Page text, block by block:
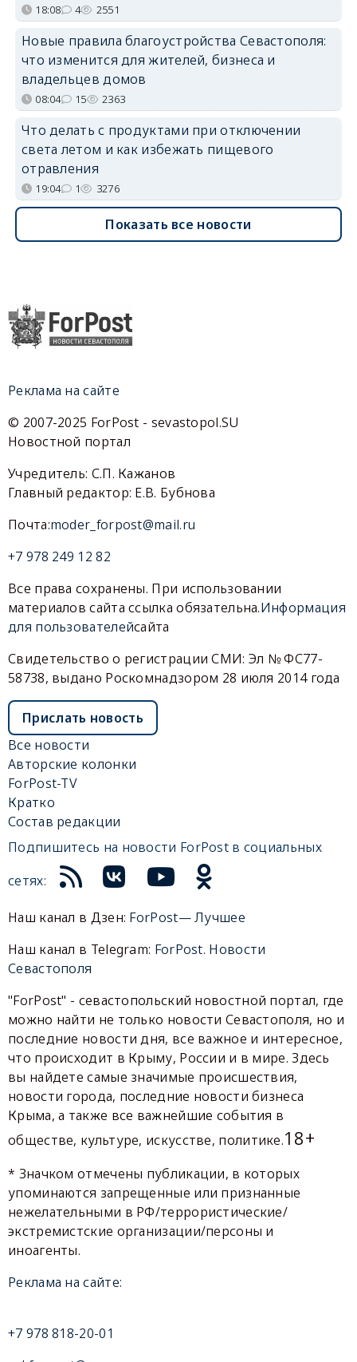
18:08 4 2551
Новые правила благоустройства Севастополя:
что изменится для жителей, бизнеса и
владельцев домов
08:04 15 2363
Что делать с продуктами при отключении
света летом и как избежать пищевого
отравления
19:04 1 3276
Показать все новости
Реклама на сайте
© 2007-2025 ForPost - sevastopol.SU
Новостной портал
Учредитель: С.П. Кажанов
Главный редактор: Е.В. Бубнова
Почта:moder_forpost@mail.ru
+7 978 249 12 82
Все права сохранены. При использовании
материалов сайта ссылка обязательна.Информация
для пользователейсайта
Свидетельство о регистрации СМИ: Эл № ФС77-
58738, выдано Роскомнадзором 28 июля 2014 года
Прислать новость
Все новости
Авторские колонки
ForPost-TV
Кратко
Состав редакции
Подпишитесь на новости ForPost в социальных
сетях:
Наш канал в Дзен: ForPost— Лучшее
Наш канал в Telegram: ForPost. Новости
Севастополя
"ForPost" - севастопольский новостной портал, где
можно найти не только новости Севастополя, но и
последние новости дня, все важное и интересное,
что происходит в Крыму, России и в мире. Здесь
вы найдете самые значимые происшествия,
новости города, последние новости бизнеса
Крыма, а также все важнейшие события в
обществе, культуре, искусстве, политике.18+
* Значком отмечены публикации, в которых
упоминаются запрещенные или признанные
нежелательными в РФ/террористические/
экстремистские организации/персоны и
иноагенты.
Реклама на сайте:
+7 978 818-20-01